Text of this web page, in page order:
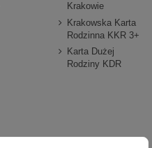
Krakowie
Krakowska Karta
Rodzinna KKR 3+
Karta Dużej
Rodziny KDR